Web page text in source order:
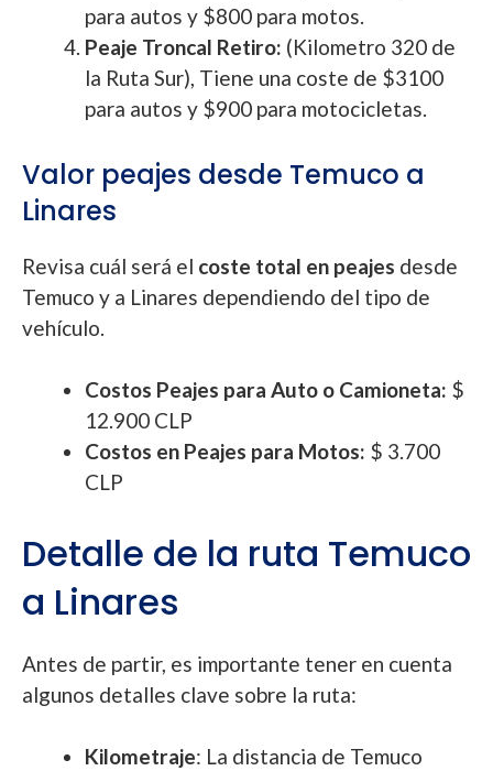
para autos y $800 para motos.
Peaje Troncal Retiro: (Kilometro 320 de
la Ruta Sur), Tiene una coste de $3100
para autos y $900 para motocicletas.
Valor peajes desde Temuco a
Linares
Revisa cuál será el coste total en peajes desde
Temuco y a Linares dependiendo del tipo de
vehículo.
Costos Peajes para Auto o Camioneta: $
12.900 CLP
Costos en Peajes para Motos: $ 3.700
CLP
Detalle de la ruta Temuco
a Linares
Antes de partir, es importante tener en cuenta
algunos detalles clave sobre la ruta:
Kilometraje: La distancia de Temuco